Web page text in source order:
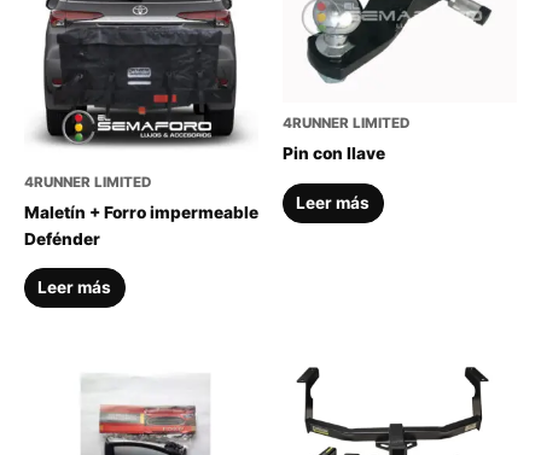
4RUNNER LIMITED
Maletín + Forro impermeable
Defénder
Leer más
4RUNNER LIMITED
Pin con llave
Leer más